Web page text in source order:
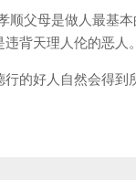
顺父母是做人最基
背天理人伦的恶人。
的好人自然会得